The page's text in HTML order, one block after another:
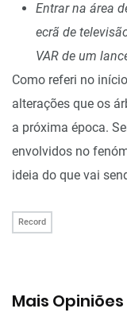
Entrar na área
ecrã de
VAR de um
Como referi no
alterações que os
a próxima época.
envolvidos no
ideia do que vai
Record
Mais Opiniões